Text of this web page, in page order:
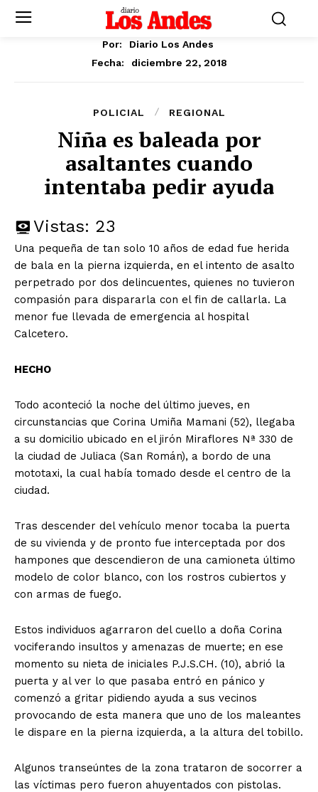
Por:
Diario Los Andes
Fecha:
diciembre 22, 2018
POLICIAL REGIONAL
Niña es baleada por
asaltantes cuando
intentaba pedir ayuda
Vistas: 23
Una pequeña de tan solo 10 años de edad fue herida
de bala en la pierna izquierda, en el intento de asalto
perpetrado por dos delincuentes, quienes no tuvieron
compasión para dispararla con el fin de callarla. La
menor fue llevada de emergencia al hospital
Calcetero.
HECHO
Todo aconteció la noche del último jueves, en
circunstancias que Corina Umiña Mamani (52), llegaba
a su domicilio ubicado en el jirón Miraflores Nª 330 de
la ciudad de Juliaca (San Román), a bordo de una
mototaxi, la cual había tomado desde el centro de la
ciudad.
Tras descender del vehículo menor tocaba la puerta
de su vivienda y de pronto fue interceptada por dos
hampones que descendieron de una camioneta último
modelo de color blanco, con los rostros cubiertos y
con armas de fuego.
Estos individuos agarraron del cuello a doña Corina
vociferando insultos y amenazas de muerte; en ese
momento su nieta de iniciales P.J.S.CH. (10), abrió la
puerta y al ver lo que pasaba entró en pánico y
comenzó a gritar pidiendo ayuda a sus vecinos
provocando de esta manera que uno de los maleantes
le dispare en la pierna izquierda, a la altura del tobillo.
Algunos transeúntes de la zona trataron de socorrer a
las víctimas pero fueron ahuyentados con pistolas.